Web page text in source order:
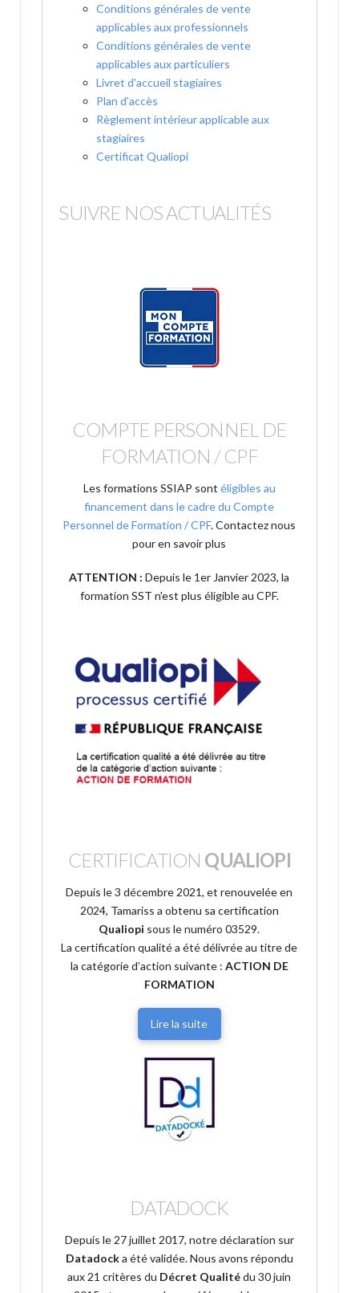
Conditions générales de vente
applicables aux professionnels
Conditions générales de vente
applicables aux particuliers
Livret d'accueil stagiaires
Plan d'accès
Règlement intérieur applicable aux
stagiaires
Certificat Qualiopi
SUIVRE NOS ACTUALITÉS
COMPTE PERSONNEL DE
FORMATION / CPF
Les formations SSIAP sont éligibles au
financement dans le cadre du Compte
Personnel de Formation / CPF. Contactez nous
pour en savoir plus
ATTENTION : Depuis le 1er Janvier 2023, la
formation SST n'est plus éligible au CPF.
CERTIFICATION QUALIOPI
Depuis le 3 décembre 2021, et renouvelée en
2024, Tamariss a obtenu sa certification
Qualiopi sous le numéro 03529.
La certification qualité a été délivrée au titre de
la catégorie d’action suivante : ACTION DE
FORMATION
Lire la suite
DATADOCK
Depuis le 27 juillet 2017, notre déclaration sur
Datadocka été validée. Nous avons répondu
aux 21 critères du Décret Qualitédu 30 juin